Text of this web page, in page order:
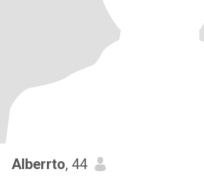
Alberrto, 44